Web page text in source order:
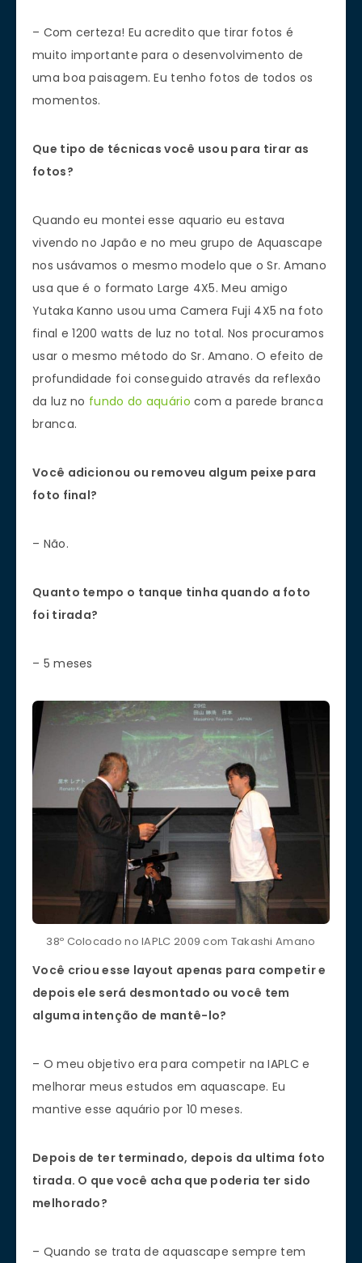
– Com certeza! Eu acredito que tirar fotos é
muito importante para o desenvolvimento de
uma boa paisagem. Eu tenho fotos de todos os
momentos.
Que tipo de técnicas você usou para tirar as
fotos?
Quando eu montei esse aquario eu estava
vivendo no Japão e no meu grupo de Aquascape
nos usávamos o mesmo modelo que o Sr. Amano
usa que é o formato Large 4X5. Meu amigo
Yutaka Kanno usou uma Camera Fuji 4X5 na foto
final e 1200 watts de luz no total. Nos procuramos
usar o mesmo método do Sr. Amano. O efeito de
profundidade foi conseguido através da reflexão
da luz no fundo do aquário com a parede branca
branca.
Você adicionou ou removeu algum peixe para
foto final?
– Não.
Quanto tempo o tanque tinha quando a foto
foi tirada?
– 5 meses
38º Colocado no IAPLC 2009 com Takashi Amano
Você criou esse layout apenas para competir e
depois ele será desmontado ou você tem
alguma intenção de mantê-lo?
– O meu objetivo era para competir na IAPLC e
melhorar meus estudos em aquascape. Eu
mantive esse aquário por 10 meses.
Depois de ter terminado, depois da ultima foto
tirada. O que você acha que poderia ter sido
melhorado?
– Quando se trata de aquascape sempre tem